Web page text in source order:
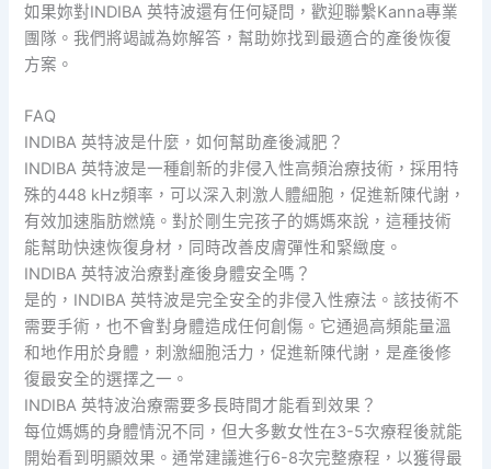
如果妳對INDIBA 英特波還有任何疑問，歡迎聯繫Kanna專業
團隊。我們將竭誠為妳解答，幫助妳找到最適合的產後恢復
方案。
FAQ
INDIBA 英特波是什麼，如何幫助產後減肥？
INDIBA 英特波是一種創新的非侵入性高頻治療技術，採用特
殊的448 kHz頻率，可以深入刺激人體細胞，促進新陳代謝，
有效加速脂肪燃燒。對於剛生完孩子的媽媽來說，這種技術
能幫助快速恢復身材，同時改善皮膚彈性和緊緻度。
INDIBA 英特波治療對產後身體安全嗎？
是的，INDIBA 英特波是完全安全的非侵入性療法。該技術不
需要手術，也不會對身體造成任何創傷。它通過高頻能量溫
和地作用於身體，刺激細胞活力，促進新陳代謝，是產後修
復最安全的選擇之一。
INDIBA 英特波治療需要多長時間才能看到效果？
每位媽媽的身體情況不同，但大多數女性在3-5次療程後就能
開始看到明顯效果。通常建議進行6-8次完整療程，以獲得最